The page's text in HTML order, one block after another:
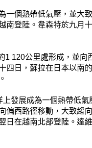
一個熱帶低氣壓，並大
南登陸。韋森特於九月
1 120公里處形成，並向
四日，蘇拉在日本以南
發展成為一個熱帶低
偏西路徑移動，大致趨
日在越南北部登陸。達